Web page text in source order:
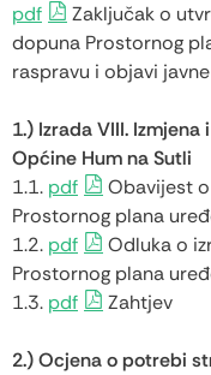
pdf
Zaključak o
dopuna Prostornog
raspravu i objavi
1.) Izrada VIII.
Općine Hum na Sutli
1.1. pdf
Obavijest
Prostornog plana
1.2. pdf
Odluka o
Prostornog plana
1.3. pdf Zahtjev
2.) Ocjena o potrebi